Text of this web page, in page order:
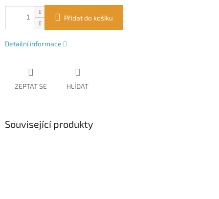
cena:
Přidat do košíku
Detailní informace
ZEPTAT SE HLÍDAT
Související produkty